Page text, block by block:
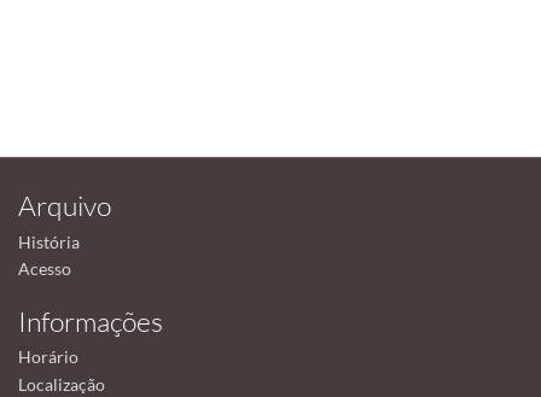
Arquivo
História
Acesso
Informações
Horário
Localização